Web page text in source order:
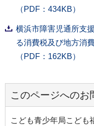
（PDF：434KB）
横浜市障害児通所支
る消費税及び地方消
（PDF：162KB）
このページへのお
こども青少年局こども